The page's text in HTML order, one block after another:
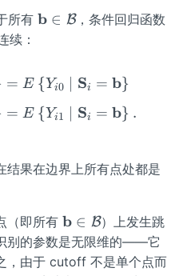
1},
\ri
gh
t)
{2}
\rig
\in
\m
ath
ath
{i}
\rig
ht)
\m
{A}
^
{c}
所有 \m
{b}
\in
\m
{B}
b ∈ B，条件回归函数
续：
\begin{aligned}
= E {Yi0 Si = b}
= E {Yi1 Si = b} .
结果在边界上所有点处都是
（即所有 \m
ath
bf
b ∈ B）上发生跳
别的参数是无限维的——它
，由于 cutoff 不是单个点而